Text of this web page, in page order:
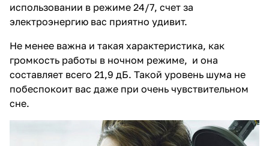
использовании в режиме 24/7, счет за
электроэнергию вас приятно удивит.
Не менее важна и такая характеристика, как
громкость работы в ночном режиме, и она
составляет всего 21,9 дБ. Такой уровень шума не
побеспокоит вас даже при очень чувствительном
сне.